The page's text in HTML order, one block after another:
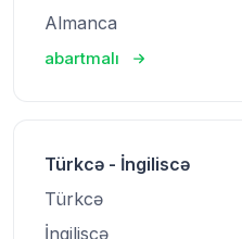
Almanca
abartmalı
Türkcə - İngiliscə
Türkcə
İngiliscə